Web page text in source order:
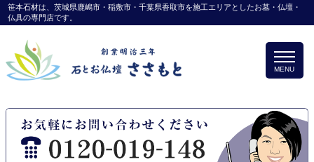
笹本石材は、茨城県鹿嶋市・稲敷市・千葉県香取市を施工エリアとしたお墓・仏壇・
仏具の専門店です。
MENU